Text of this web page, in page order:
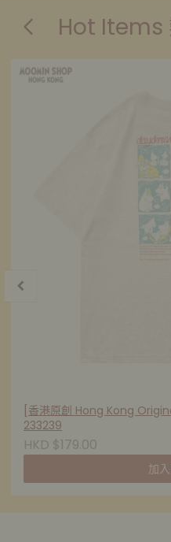
Hot Items
[香港原創 Hong Kong
233239
HKD $179.00
加